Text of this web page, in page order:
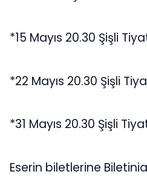
*15 Mayıs 20.30 Şişli
*22 Mayıs 20.30 Şişli
*31 Mayıs 20.30 Şişli
Eserin biletlerine